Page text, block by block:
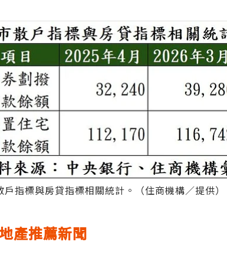
戶指標與房貸指標相關統計。（住商機構／提供）
產推薦新聞